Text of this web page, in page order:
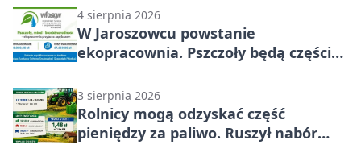
4 sierpnia 2026
W Jaroszowcu powstanie
ekopracownia. Pszczoły będą częścią
3 sierpnia 2026
Rolnicy mogą odzyskać część
pieniędzy za paliwo. Ruszył nabór